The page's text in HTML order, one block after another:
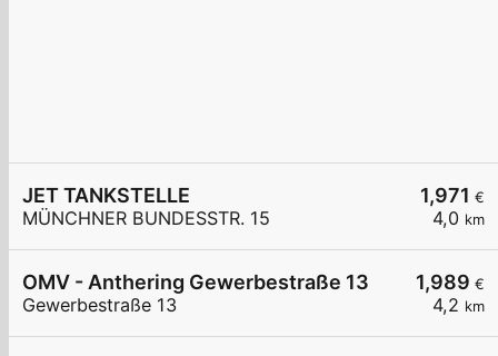
1,971 €
4,0 km
JET TANKSTELLE
MÜNCHNER BUNDESSTR. 15
1,989 €
4,2 km
OMV - Anthering Gewerbestraße 13
Gewerbestraße 13